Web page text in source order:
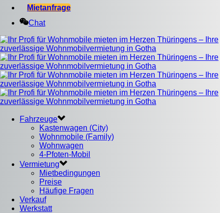
Mietanfrage
Chat
Fahrzeuge
Kastenwagen (City)
Wohnmobile (Family)
Wohnwagen
4-Pfoten-Mobil
Vermietung
Mietbedingungen
Preise
Häufige Fragen
Verkauf
Werkstatt